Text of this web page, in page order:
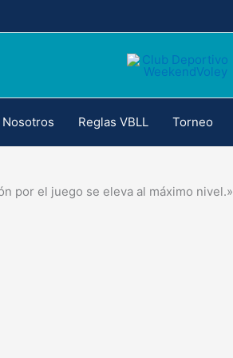
Nosotros Reglas VBLL Torneo
por el juego se eleva al máximo nivel.»